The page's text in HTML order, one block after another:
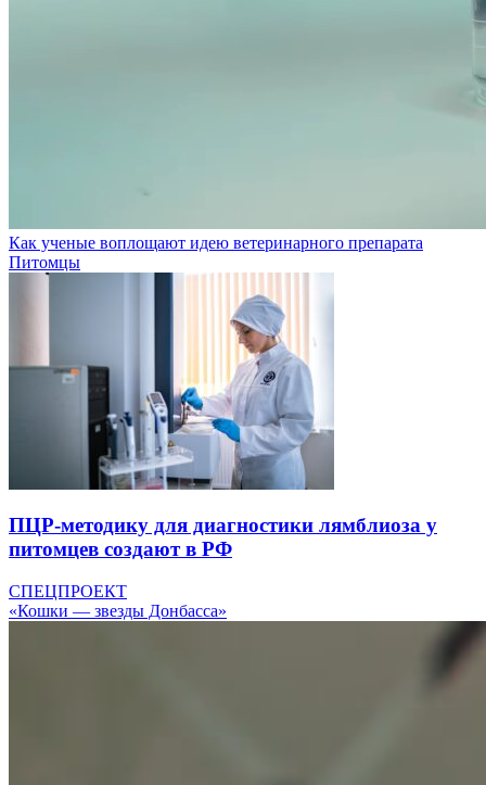
Как ученые воплощают идею ветеринарного препарата
Питомцы
ПЦР-методику для диагностики лямблиоза у
питомцев создают в РФ
СПЕЦПРОЕКТ
«Кошки — звезды Донбасса»